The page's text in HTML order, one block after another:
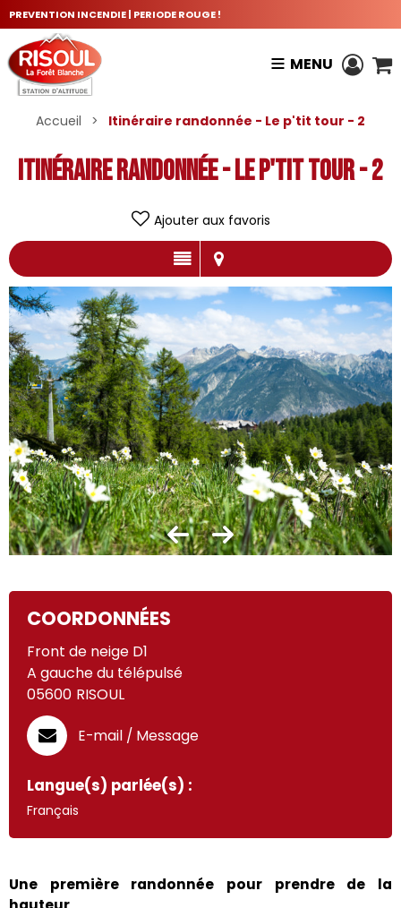
PREVENTION INCENDIE | PERIODE ROUGE !
MENU
Accueil > Itinéraire randonnée - Le p'tit tour - 2
Itinéraire randonnée - Le p'tit tour - 2
Ajouter aux favoris
COORDONNÉES
Front de neige D1
A gauche du télépulsé
05600 RISOUL
E-mail / Message
Langue(s) parlée(s) :
Français
Une première randonnée pour prendre de la